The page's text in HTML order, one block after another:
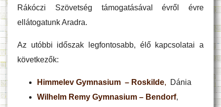
Rákóczi Szövetség támogatásával évről évre
ellátogatunk Aradra.
Az utóbbi időszak legfontosabb, élő kapcsolatai a
következők:
Himmelev Gymnasium – Roskilde, Dánia
Wilhelm Remy Gymnasium – Bendorf,